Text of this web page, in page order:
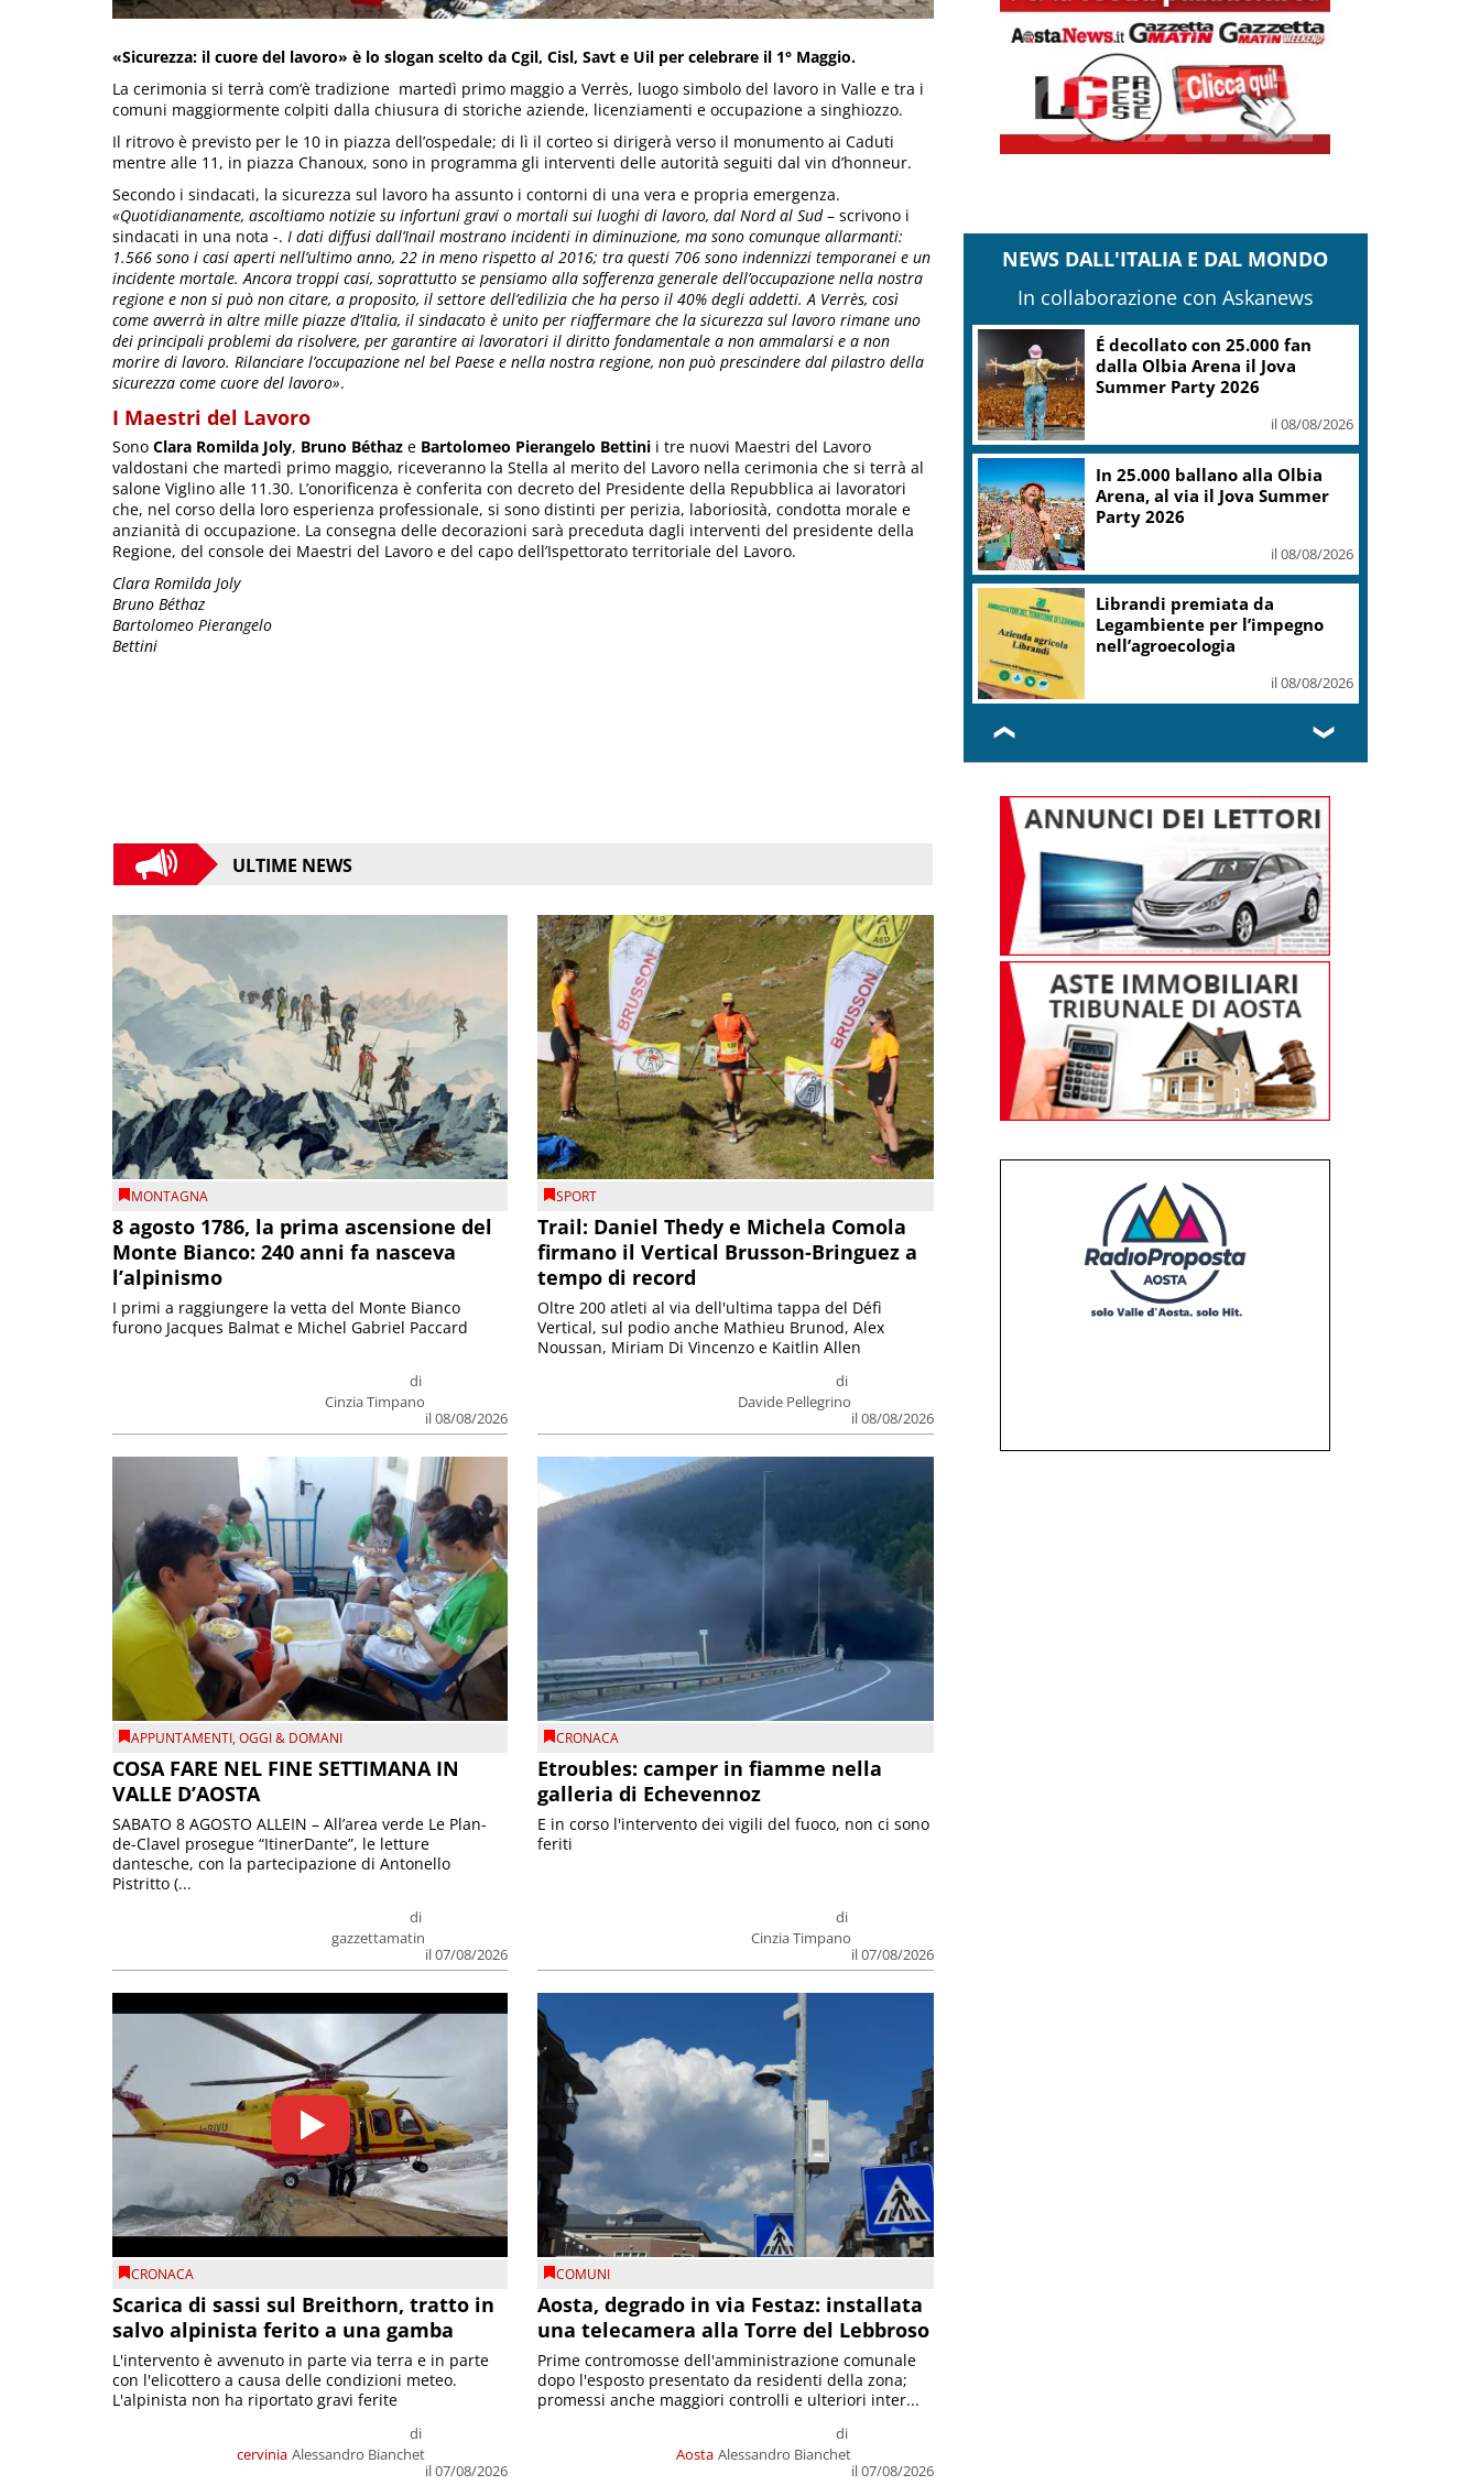
«Sicurezza: il cuore del lavoro» è lo slogan scelto da Cgil, Cisl, Savt e Uil per celebrare il 1° Maggio.
La cerimonia si terrà com’è tradizione martedì primo maggio a Verrès, luogo simbolo del lavoro in Valle e tra i
comuni maggiormente colpiti dalla chiusura di storiche aziende, licenziamenti e occupazione a singhiozzo.
Il ritrovo è previsto per le 10 in piazza dell’ospedale; di lì il corteo si dirigerà verso il monumento ai Caduti
mentre alle 11, in piazza Chanoux, sono in programma gli interventi delle autorità seguiti dal vin d’honneur.
Secondo i sindacati, la sicurezza sul lavoro ha assunto i contorni di una vera e propria emergenza.
«Quotidianamente, ascoltiamo notizie su infortuni gravi o mortali sui luoghi di lavoro, dal Nord al Sud– scrivono i
sindacati in una nota -. I dati diffusi dall’Inail mostrano incidenti in diminuzione, ma sono comunque allarmanti:
1.566 sono i casi aperti nell’ultimo anno, 22 in meno rispetto al 2016; tra questi 706 sono indennizzi temporanei e un
incidente mortale. Ancora troppi casi, soprattutto se pensiamo alla sofferenza generale dell’occupazione nella nostra
regione e non si può non citare, a proposito, il settore dell’edilizia che ha perso il 40% degli addetti. A Verrès, così
come avverrà in altre mille piazze d’Italia, il sindacato è unito per riaffermare che la sicurezza sul lavoro rimane uno
dei principali problemi da risolvere, per garantire ai lavoratori il diritto fondamentale a non ammalarsi e a non
morire di lavoro. Rilanciare l’occupazione nel bel Paese e nella nostra regione, non può prescindere dal pilastro della
sicurezza come cuore del lavoro».
I Maestri del Lavoro
Sono Clara Romilda Joly, Bruno Béthaz e Bartolomeo Pierangelo Bettini i tre nuovi Maestri del Lavoro
valdostani che martedì primo maggio, riceveranno la Stella al merito del Lavoro nella cerimonia che si terrà al
salone Viglino alle 11.30. L’onorificenza è conferita con decreto del Presidente della Repubblica ai lavoratori
che, nel corso della loro esperienza professionale, si sono distinti per perizia, laboriosità, condotta morale e
anzianità di occupazione. La consegna delle decorazioni sarà preceduta dagli interventi del presidente della
Regione, del console dei Maestri del Lavoro e del capo dell’Ispettorato territoriale del Lavoro.
Clara Romilda Joly
Bruno Béthaz
Bartolomeo Pierangelo
Bettini
ULTIME NEWS
MONTAGNA
8 agosto 1786, la prima ascensione del
Monte Bianco: 240 anni fa nasceva
l’alpinismo
di
Cinzia Timpano
il 08/08/2026
I primi a raggiungere la vetta del Monte Bianco
furono Jacques Balmat e Michel Gabriel Paccard
SPORT
Trail: Daniel Thedy e Michela Comola
firmano il Vertical Brusson-Bringuez a
tempo di record
di
Davide Pellegrino
il 08/08/2026
Oltre 200 atleti al via dell'ultima tappa del Défì
Vertical, sul podio anche Mathieu Brunod, Alex
Noussan, Miriam Di Vincenzo e Kaitlin Allen
APPUNTAMENTI,OGGI & DOMANI
COSA FARE NEL FINE SETTIMANA IN
VALLE D’AOSTA
di
gazzettamatin
il 07/08/2026
SABATO 8 AGOSTO ALLEIN – All’area verde Le Plan-
de-Clavel prosegue “ItinerDante”, le letture
dantesche, con la partecipazione di Antonello
Pistritto (...
CRONACA
Etroubles: camper in fiamme nella
galleria di Echevennoz
di
Cinzia Timpano
il 07/08/2026
E in corso l'intervento dei vigili del fuoco, non ci sono
feriti
CRONACA
Scarica di sassi sul Breithorn, tratto in
salvo alpinista ferito a una gamba
cervinia
di
Alessandro Bianchet
il 07/08/2026
L'intervento è avvenuto in parte via terra e in parte
con l'elicottero a causa delle condizioni meteo.
L'alpinista non ha riportato gravi ferite
COMUNI
Aosta, degrado in via Festaz: installata
una telecamera alla Torre del Lebbroso
Aosta
di
Alessandro Bianchet
il 07/08/2026
Prime contromosse dell'amministrazione comunale
dopo l'esposto presentato da residenti della zona;
promessi anche maggiori controlli e ulteriori inter...
NEWS DALL'ITALIA E DAL MONDO
In collaborazione con Askanews
É decollato con 25.000 fan
dalla Olbia Arena il Jova
Summer Party 2026
il 08/08/2026
In 25.000 ballano alla Olbia
Arena, al via il Jova Summer
Party 2026
il 08/08/2026
Librandi premiata da
Legambiente per l’impegno
nell’agroecologia
il 08/08/2026
❮ ❯